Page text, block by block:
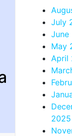
July
June
May
April
2025